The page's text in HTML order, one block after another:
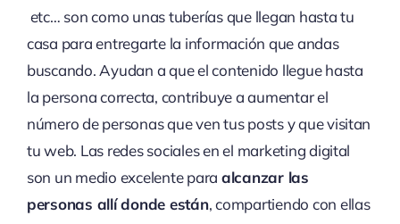
etc… son como unas tuberías que llegan hasta tu
casa para entregarte la información que andas
buscando. Ayudan a que el contenido llegue hasta
la persona correcta, contribuye a aumentar el
número de personas que ven tus posts y que visitan
tu web. Las redes sociales en el marketing digital
son un medio excelente para alcanzar las
personas allí donde están, compartiendo con ellas